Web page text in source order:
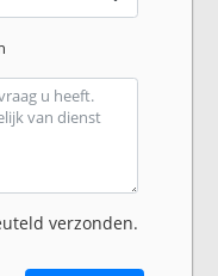
verzonden.